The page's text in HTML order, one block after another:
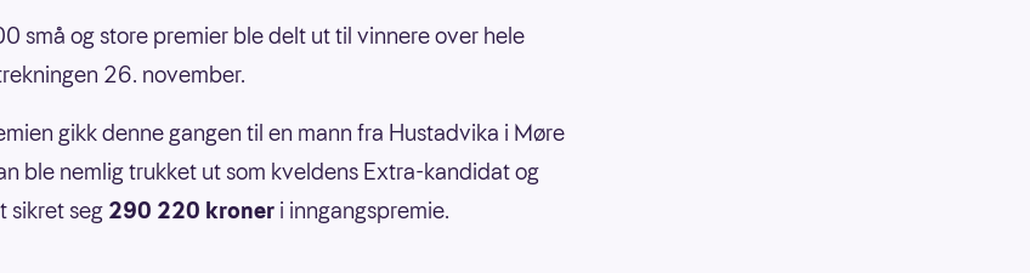
små og store premier ble delt ut til vinnere over hele
26. november.
gikk denne gangen til en mann fra Hustadvika i Møre
ble nemlig trukket ut som kveldens Extra-kandidat og
sikret seg290 220 kroner i inngangspremie.